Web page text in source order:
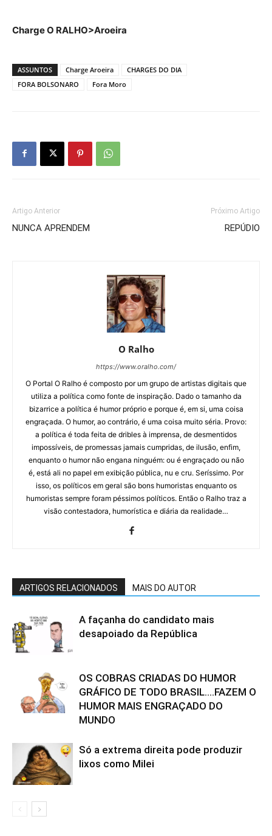
Charge O RALHO>Aroeira
ASSUNTOS Charge Aroeira
CHARGES DO DIA
FORA BOLSONARO
Fora Moro
Artigo Anterior
NUNCA APRENDEM
Próximo Artigo
REPÚDIO
O Ralho
https://www.oralho.com/
O Portal O Ralho é composto por um grupo de artistas digitais que
utiliza a política como fonte de inspiração. Dado o tamanho da
bizarrice a política é humor próprio e porque é, em si, uma coisa
engraçada. O humor, ao contrário, é uma coisa muito séria. Provo:
a política é toda feita de dribles à imprensa, de desmentidos
impossíveis, de promessas jamais cumpridas, de ilusão, enfim,
enquanto o humor não engana ninguém: ou é engraçado ou não
é, está ali no papel em exibição pública, nu e cru. Seríssimo. Por
isso, os políticos em geral são bons humoristas enquanto os
humoristas sempre foram péssimos políticos. Então o Ralho traz a
visão contestadora, humorística e diária da realidade…
ARTIGOS RELACIONADOS MAIS DO AUTOR
A façanha do candidato mais
desapoiado da República
OS COBRAS CRIADAS DO HUMOR
GRÁFICO DE TODO BRASIL….FAZEM O
HUMOR MAIS ENGRAÇADO DO
MUNDO
Só a extrema direita pode produzir
lixos como Milei